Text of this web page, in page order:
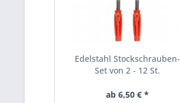
Edelstahl Stockschrauben-
Set von 2 - 12 St.
ab 6,50 € *